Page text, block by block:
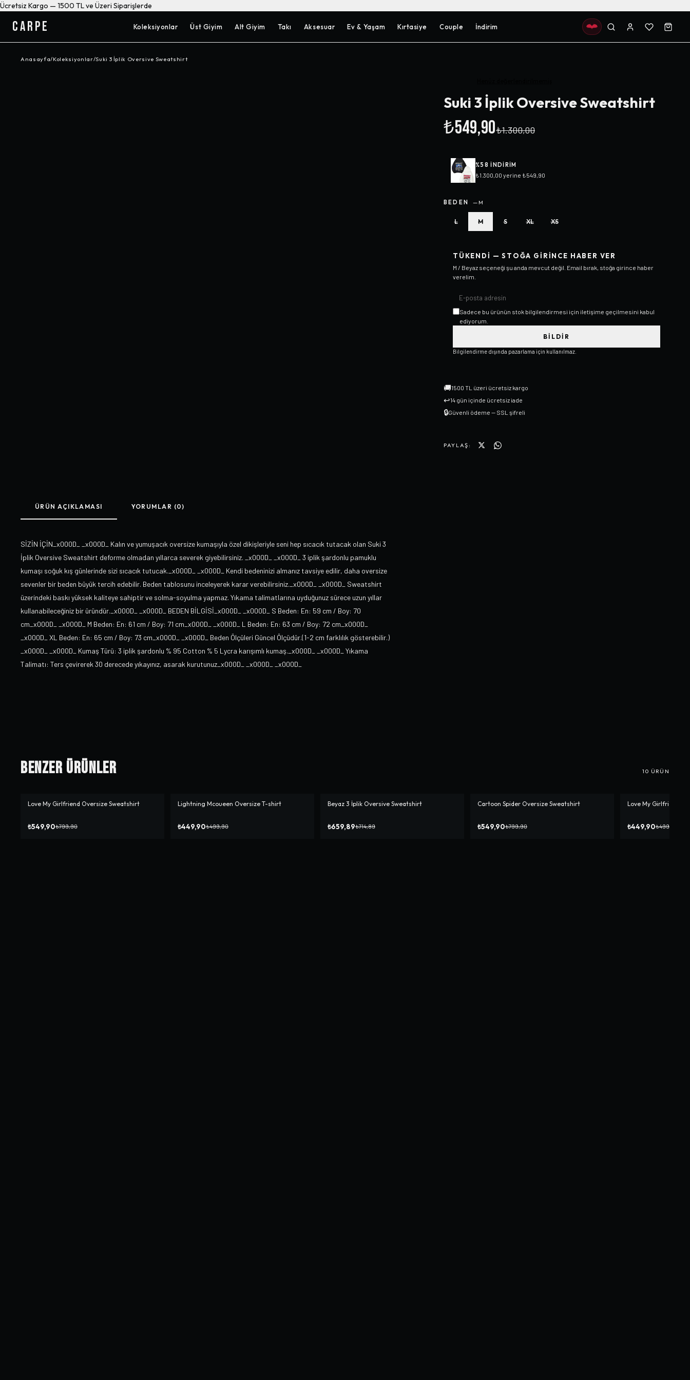
Ücretsiz Kargo — 1500 TL ve Üzeri Siparişlerde
CARPE Koleksiyonlar Üst Giyim Alt Giyim Takı Aksesuar Ev & Yaşam Kırtasiye Couple İndirim
Anasayfa/Koleksiyonlar/Suki 3 İplik Oversive Sweatshirt
Suki 3 İplik Oversive Sweatshirt
₺549,90₺1.300,00
%58 INDIRIM
₺1.300,00 yerine ₺549,90
BEDEN — M
L M S XL XS
TÜKENDI — STOĞA GIRINCE HABER VER
M / Beyaz seçeneği şu anda mevcut değil. Email bırak, stoğa girince haber
verelim.
Sadece bu ürünün stok bilgilendirmesi için iletişime geçilmesini kabul
ediyorum.
BILDIR
Bilgilendirme dışında pazarlama için kullanılmaz.
🚚1500 TL üzeri ücretsiz kargo
↩14 gün içinde ücretsiz iade
🔒Güvenli ödeme — SSL şifreli
PAYLAŞ:
ÜRÜN AÇIKLAMASI YORUMLAR (0)
SİZİN İÇİN_x000D_ _x000D_ Kalın ve yumuşacık oversize kumaşıyla özel dikişleriyle seni hep sıcacık tutacak olan Suki 3
İplik Oversive Sweatshirt deforme olmadan yıllarca severek giyebilirsiniz. _x000D_ _x000D_ 3 iplik şardonlu pamuklu
kumaşı soğuk kış günlerinde sizi sıcacık tutucak._x000D_ _x000D_ Kendi bedeninizi almanız tavsiye edilir, daha oversize
sevenler bir beden büyük tercih edebilir. Beden tablosunu inceleyerek karar verebilirsiniz._x000D_ _x000D_ Sweatshirt
üzerindeki baskı yüksek kaliteye sahiptir ve solma-soyulma yapmaz. Yıkama talimatlarına uyduğunuz sürece uzun yıllar
kullanabileceğiniz bir üründür._x000D_ _x000D_ BEDEN BİLGİSİ_x000D_ _x000D_ S Beden: En: 59 cm / Boy: 70
cm_x000D_ _x000D_ M Beden: En: 61 cm / Boy: 71 cm_x000D_ _x000D_ L Beden: En: 63 cm / Boy: 72 cm_x000D_
_x000D_ XL Beden: En: 65 cm / Boy: 73 cm_x000D_ _x000D_ Beden Ölçüleri Güncel Ölçüdür.(1-2 cm farklılık gösterebilir.)
_x000D_ _x000D_ Kumaş Türü: 3 iplik şardonlu % 95 Cotton % 5 Lycra karışımlı kumaş._x000D_ _x000D_ Yıkama
Talimatı: Ters çevirerek 30 derecede yıkayınız, asarak kurutunuz_x000D_ _x000D_ _x000D_
Benzer Ürünler 10 ÜRÜN
-%31
Love My Girlfriend Oversize Sweatshirt
₺549,90₺799,90
-% 10
Lightning Mcoueen Oversize T-shirt
₺449,90₺499,90
-%8
Beyaz 3 İplik Oversive Sweatshirt
₺659,89₺714,89
-%31
Cartoon Spider Oversize Sweatshirt
₺549,90₺799,90
-%10
Love My Girlfriend
₺449,90₺499,90